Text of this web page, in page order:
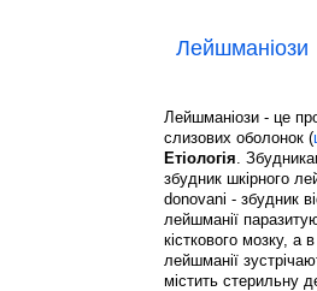
Лейшманіози
Лейшманіози - це
слизових оболонок (
Етіологія.
збудник шкірного
donovani - збудник
лейшманії
кісткового мозку, а
лейшманії
містить стерильну